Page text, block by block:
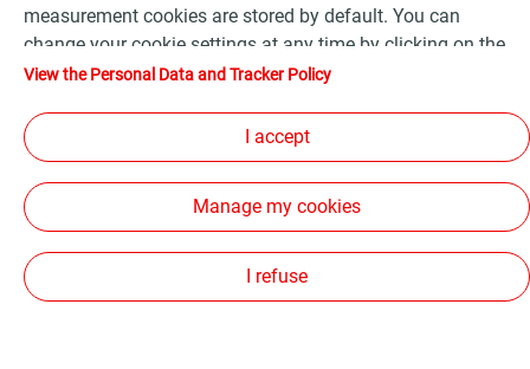
470 Rue De La Briquerie - 73290
Voir tous les horaires
VOIR LE NUMÉRO COMMANDER
measurement cookies are stored by default. You can
change your cookie settings at any time by clicking on the
"Manage my cookies" button. By clicking on the "Accept"
device. If you click on "Decline", only the technical cookies
required for the site to function correctly will be used. For
more information, refer to the "Personal Data and Tracker
Policy" page.
View the Personal Data and Tracker Policy
I accept
Manage my cookies
I refuse